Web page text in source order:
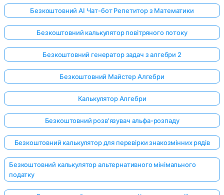
Безкоштовний AI Чат-бот Репетитор з Математики
Безкоштовний калькулятор повітряного потоку
Безкоштовний генератор задач з алгебри 2
Безкоштовний Майстер Алгебри
Калькулятор Алгебри
Безкоштовний розв'язувач альфа-розпаду
Безкоштовний калькулятор для перевірки знакозмінних рядів
Безкоштовний калькулятор альтернативного мінімального
податку